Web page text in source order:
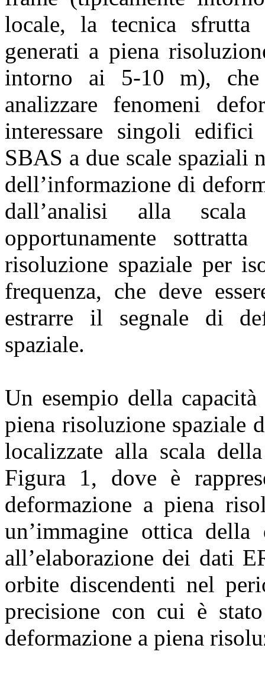
locale, la tecnica sfrutta
generati a piena
intorno ai 5-10 m), che
analizzare fenomeni
interessare singoli
SBAS a due scale spaziali
dell’informazione di
dall’analisi alla
opportunamente
risoluzione spaziale per
frequenza, che deve
estrarre il segnale di
spaziale.
Un esempio della
piena risoluzione spaziale
localizzate alla scala
Figura 1, dove è
deformazione a piena
un’immagine ottica
all’elaborazione dei dati
orbite discendenti nel
precisione con cui è
deformazione a piena